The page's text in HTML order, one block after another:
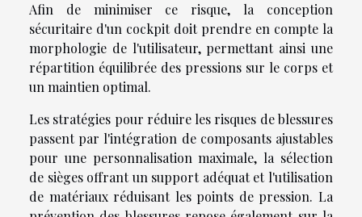
Afin de minimiser ce risque, la conception
sécuritaire d'un cockpit doit prendre en compte la
morphologie de l'utilisateur, permettant ainsi une
répartition équilibrée des pressions sur le corps et
un maintien optimal.
Les stratégies pour réduire les risques de blessures
passent par l'intégration de composants ajustables
pour une personnalisation maximale, la sélection
de sièges offrant un support adéquat et l'utilisation
de matériaux réduisant les points de pression. La